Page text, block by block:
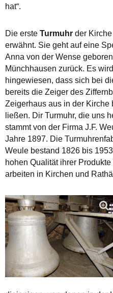
hat“.
Die erste Turmuhr der
erwähnt. Sie geht auf eine
Anna von der Wense
Münchhausen zurück. Es
hingewiesen, dass sich bei
bereits die Zeiger des
Zeigerhaus aus in der Kirche
ließen. Dir Turmuhr, die uns
stammt von der Firma J.F.
Jahre 1897. Die
Weule bestand 1826 bis
hohen Qualität ihrer
arbeiten in Kirchen und